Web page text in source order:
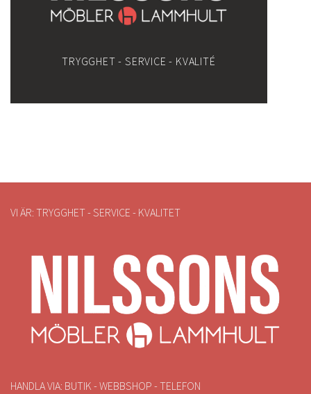
TRYGGHET - SERVICE - KVALITÉ
VI ÄR: TRYGGHET - SERVICE - KVALITET
HANDLA VIA: BUTIK - WEBBSHOP - TELEFON